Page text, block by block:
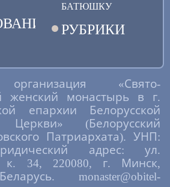
БАТЮШКУ
РУБРИКИ
организация «Свято-
женский монастырь в г.
епархии Белорусской
Церкви» (Белорусский
Патриархата). УНП:
адрес: ул.
к. 34, 220080, г. Минск,
monaster@obitel-